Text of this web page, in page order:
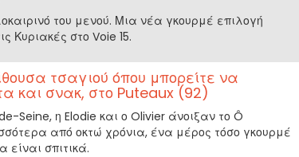
του μενού. Μια νέα γκουρμέ επιλογή
Κυριακές στο Voie 15.
τσαγιού όπου μπορείτε να
και σνακ, στο Puteaux (92)
Seine, η Elodie και ο Olivier άνοιξαν το Ô
από οκτώ χρόνια, ένα μέρος τόσο γκουρμέ
είναι σπιτικά.